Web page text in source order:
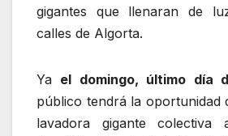
gigantes que llenaran de
calles de Algorta.
Ya el domingo, último día
público tendrá la oportunidad
lavadora gigante